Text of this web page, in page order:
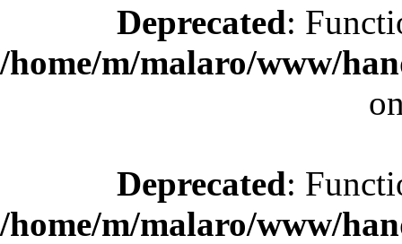
Deprecated:
/home/m/malaro/www/
Deprecated:
/home/m/malaro/www/